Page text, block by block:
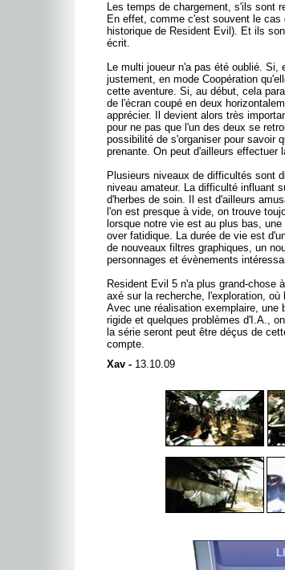
Les temps de chargement, s'ils sont
En effet, comme c'est souvent le
historique de Resident Evil). Et ils
écrit.
Le multi joueur n'a pas été oublié.
justement, en mode Coopération
cette aventure. Si, au début, cela
de l'écran coupé en deux
apprécier. Il devient alors très
pour ne pas que l'un des deux se
possibilité de s'organiser pour savoir
prenante. On peut d'ailleurs effectuer
Plusieurs niveaux de difficultés sont
niveau amateur. La difficulté influant
d'herbes de soin. Il est d'ailleurs
l'on est presque à vide, on trouve
lorsque notre vie est au plus bas,
over fatidique. La durée de vie est
de nouveaux filtres graphiques, un
personnages et évènements
Resident Evil 5 n'a plus grand-chose
axé sur la recherche, l'exploration,
Avec une réalisation exemplaire, une
rigide et quelques problèmes d'I.A.,
la série seront peut être déçus de
compte.
Xav - 13.10.09